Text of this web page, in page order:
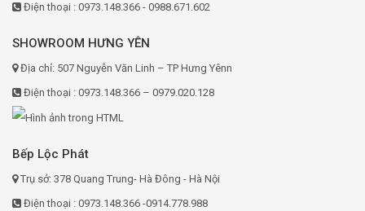
Điện thoại : 0973.148.366 - 0988.671.602
SHOWROOM HƯNG YÊN
Địa chỉ: 507 Nguyễn Văn Linh – TP Hưng Yênn
Điện thoại : 0973.148.366 – 0979.020.128
Bếp Lộc Phát
Trụ sở: 378 Quang Trung- Hà Đông - Hà Nội
Điện thoại : 0973.148.366 -0914.778.988